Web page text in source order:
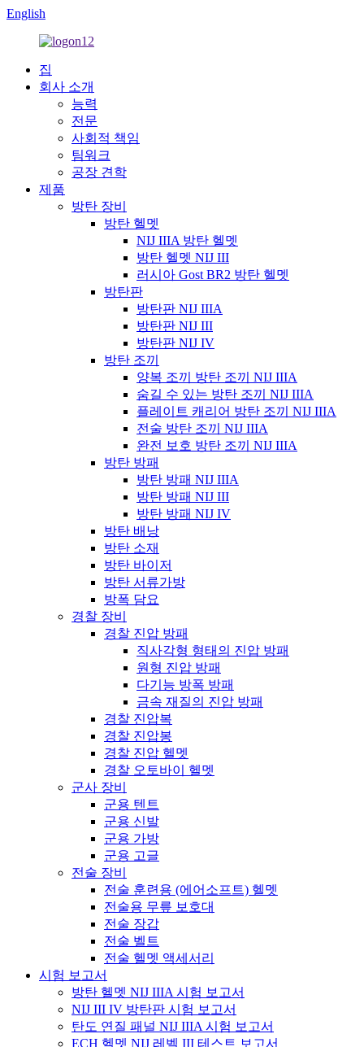
English
집
회사 소개
능력
전문
사회적 책임
팀워크
공장 견학
제품
방탄 장비
방탄 헬멧
NIJ IIIA 방탄 헬멧
방탄 헬멧 NIJ III
러시아 Gost BR2 방탄 헬멧
방탄판
방탄판 NIJ IIIA
방탄판 NIJ III
방탄판 NIJ IV
방탄 조끼
양복 조끼 방탄 조끼 NIJ IIIA
숨길 수 있는 방탄 조끼 NIJ IIIA
플레이트 캐리어 방탄 조끼 NIJ IIIA
전술 방탄 조끼 NIJ IIIA
완전 보호 방탄 조끼 NIJ IIIA
방탄 방패
방탄 방패 NIJ IIIA
방탄 방패 NIJ III
방탄 방패 NIJ IV
방탄 배낭
방탄 소재
방탄 바이저
방탄 서류가방
방폭 담요
경찰 장비
경찰 진압 방패
직사각형 형태의 진압 방패
원형 진압 방패
다기능 방폭 방패
금속 재질의 진압 방패
경찰 진압복
경찰 진압봉
경찰 진압 헬멧
경찰 오토바이 헬멧
군사 장비
군용 텐트
군용 신발
군용 가방
군용 고글
전술 장비
전술 훈련용 (에어소프트) 헬멧
전술용 무릎 보호대
전술 장갑
전술 벨트
전술 헬멧 액세서리
시험 보고서
방탄 헬멧 NIJ IIIA 시험 보고서
NIJ III IV 방탄판 시험 보고서
탄도 연질 패널 NIJ IIIA 시험 보고서
ECH 헬멧 NIJ 레벨 III 테스트 보고서